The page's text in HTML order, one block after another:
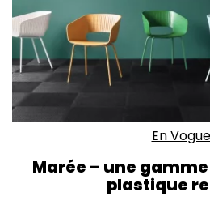
En Vogue
Marée – une
plastique